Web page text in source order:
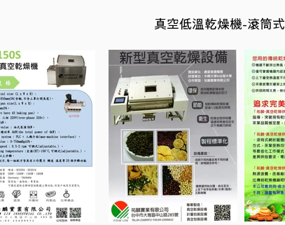
真空低溫乾燥機-滾筒式